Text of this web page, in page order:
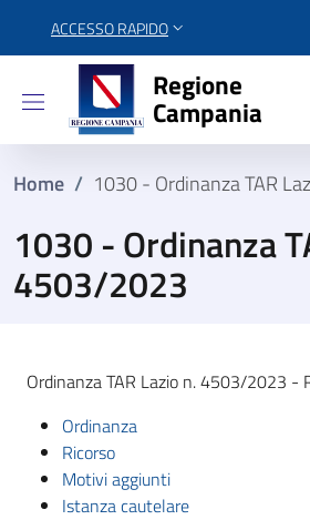
ACCESSO RAPIDO
Regione
Regione
Campania
Home / 1030 - Ordinanza TAR
1030 - Ordinanza
4503/2023
Ordinanza TAR Lazio n. 4503/2023 -
Ordinanza
Ricorso
Motivi aggiunti
Istanza cautelare